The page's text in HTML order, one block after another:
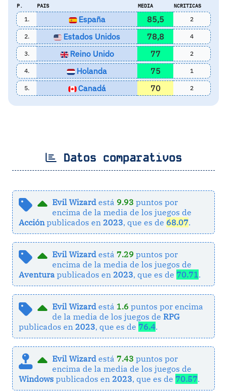
P. PAIS MEDIA NCRITICAS
1. España 85,5 2
2. Estados Unidos 78,8 4
3. Reino Unido 77 2
4. Holanda 75 1
5. Canadá 70 2
Datos comparativos
Evil Wizard está 9.93 puntos por
encima de la media de los juegos de
Acciónpublicados en 2023, que es de 68.07.
Evil Wizard está 7.29 puntos por
encima de la media de los juegos de
Aventura publicados en 2023, que es de 70.71.
Evil Wizard está 1.6 puntos por encima
de la media de los juegos deRPG
publicados en 2023, que es de 76.4.
Evil Wizard está 7.43 puntos por
encima de la media de los juegos de
Windows publicados en 2023, que es de 70.57.